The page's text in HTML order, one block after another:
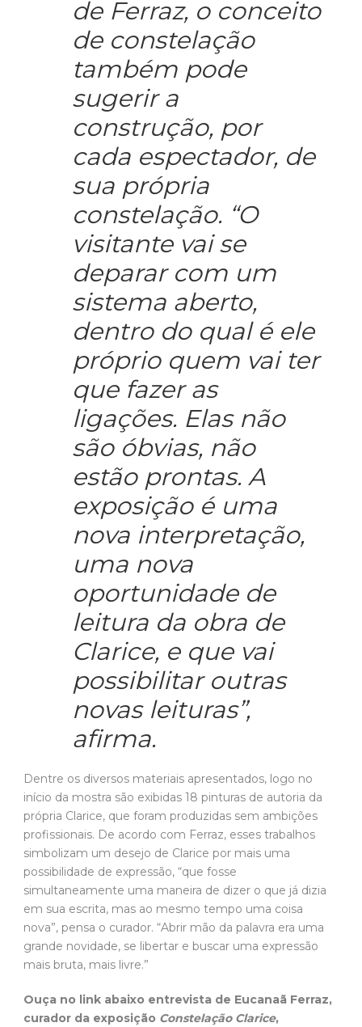
de Ferraz, o conceito
de constelação
também pode
sugerir a
construção, por
cada espectador, de
sua própria
constelação. “O
visitante vai se
deparar com um
sistema aberto,
dentro do qual é ele
próprio quem vai ter
que fazer as
ligações. Elas não
são óbvias, não
estão prontas. A
exposição é uma
nova interpretação,
uma nova
oportunidade de
leitura da obra de
Clarice, e que vai
possibilitar outras
novas leituras”,
afirma.
Dentre os diversos materiais apresentados, logo no
início da mostra são exibidas 18 pinturas de autoria da
própria Clarice, que foram produzidas sem ambições
profissionais. De acordo com Ferraz, esses trabalhos
simbolizam um desejo de Clarice por mais uma
possibilidade de expressão, “que fosse
simultaneamente uma maneira de dizer o que já dizia
em sua escrita, mas ao mesmo tempo uma coisa
nova”, pensa o curador. “Abrir mão da palavra era uma
grande novidade, se libertar e buscar uma expressão
mais bruta, mais livre.”
Ouça no link abaixo entrevista de Eucanaã Ferraz,
curador da exposição Constelação Clarice,